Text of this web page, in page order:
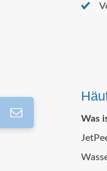
Was